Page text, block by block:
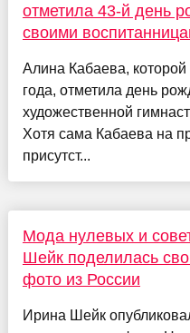
отметила 43-й день
своими
Алина Кабаева,
года, отметила день
художественной
Хотя сама Кабаева на
присутст...
Мода нулевых и
Шейк поделилась
фото из России
Ирина Шейк